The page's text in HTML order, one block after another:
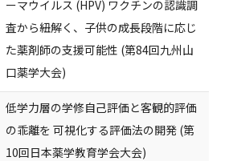
ーマウイルス (HPV) ワクチンの認識調
査から紐解く、子供の成長段階に応じ
た薬剤師の支援可能性 (第84回九州山
口薬学大会)
低学力層の学修自己評価と客観的評価
の乖離を 可視化する評価法の開発 (第
10回日本薬学教育学会大会)